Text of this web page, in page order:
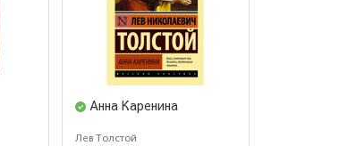
Анна Каренина
Лев Толстой